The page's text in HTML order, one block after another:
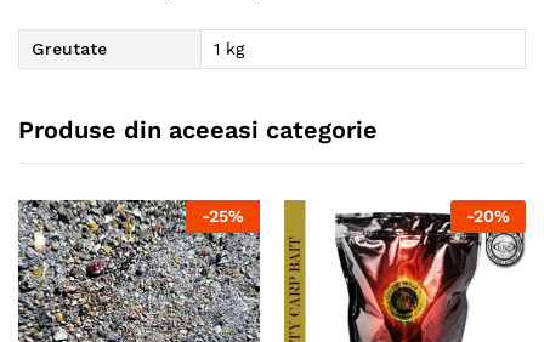
Greutate 1 kg
Produse din aceeasi categorie
-25% -20%